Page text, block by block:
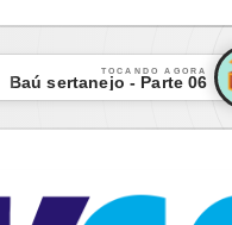
TOCANDO AGORA
Baú sertanejo - Parte 06